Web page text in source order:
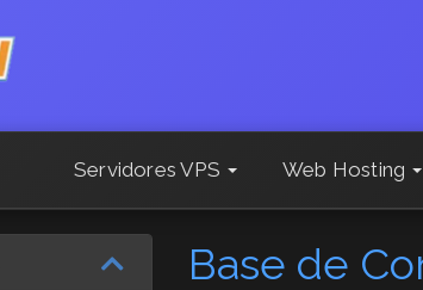
Servidores VPS Web Hosting
Base de